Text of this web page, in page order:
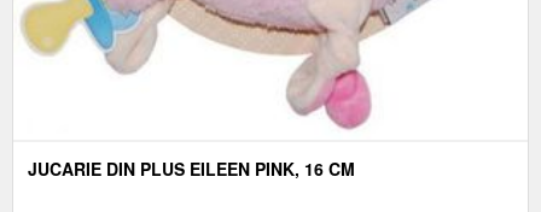
JUCARIE DIN PLUS EILEEN PINK, 16 CM